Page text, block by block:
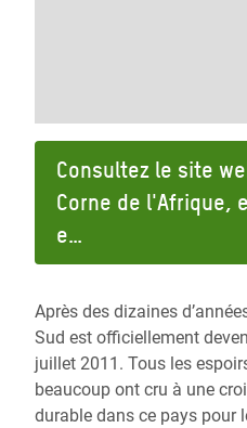
Consultez le site
Corne de l'Afrique,
e…
Après des dizaines
Sud est officiellement
juillet 2011. Tous les
beaucoup ont cru à une
durable dans ce pays pour